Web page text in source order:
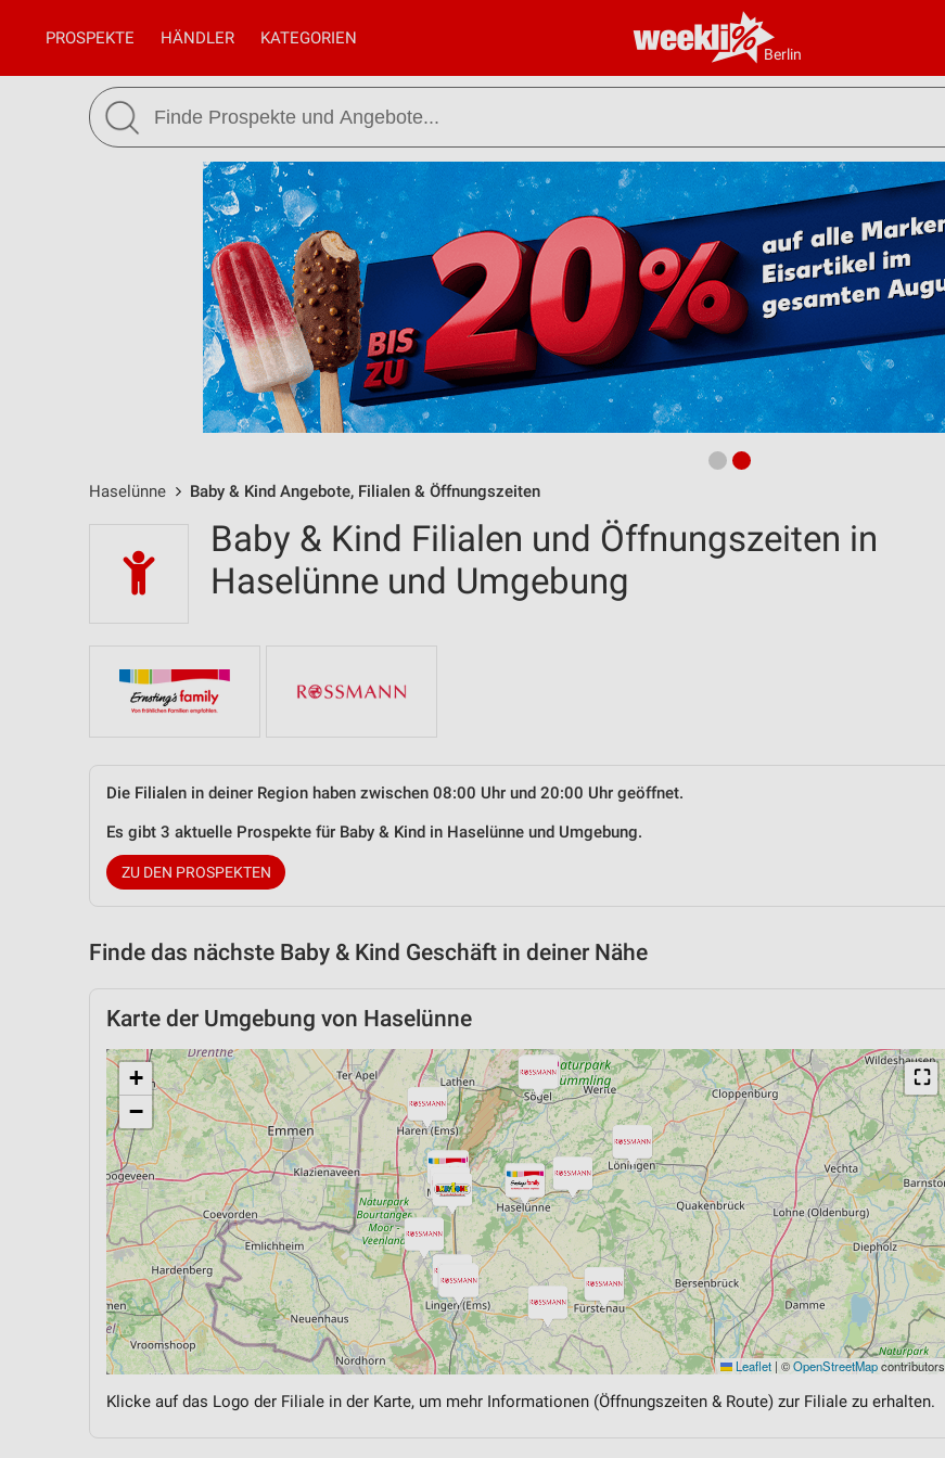
Berlin
PROSPEKTE HÄNDLER KATEGORIEN
Haselünne Baby & Kind Angebote, Filialen & Öffnungszeiten
Baby & Kind Filialen und Öffnungszeiten in
Haselünne und Umgebung
Die Filialen in deiner Region haben zwischen 08:00 Uhr und 20:00 Uhr geöffnet.
Es gibt 3 aktuelle Prospekte für Baby & Kind in Haselünne und Umgebung.
ZU DEN PROSPEKTEN
Finde das nächste Baby & Kind Geschäft in deiner Nähe
Karte der Umgebung von Haselünne
⛶
+
−
Leaflet | ©OpenStreetMapcontributors
Klicke auf das Logo der Filiale in der Karte, um mehr Informationen (Öffnungszeiten & Route) zur Filiale zu erhalten.